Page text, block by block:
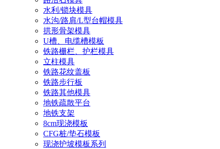
水利/锁块模具
水沟/路肩/L型台帽模具
拱形骨架模具
U槽、电缆槽模板
铁路栅栏、护栏模具
立柱模具
铁路花纹盖板
铁路步行板
铁路其他模具
地铁疏散平台
地铁支架
8cm现浇模板
CFG桩/垫石模板
现浇护坡模板系列